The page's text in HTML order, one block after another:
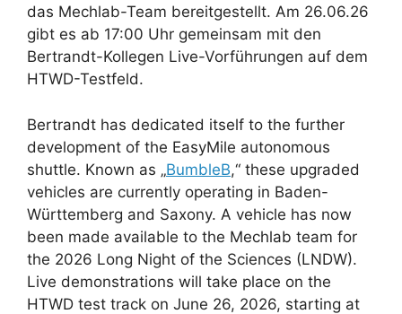
das Mechlab-Team bereitgestellt. Am 26.06.26
gibt es ab 17:00 Uhr gemeinsam mit den
Bertrandt-Kollegen Live-Vorführungen auf dem
HTWD-Testfeld.
Bertrandt has dedicated itself to the further
development of the EasyMile autonomous
shuttle. Known as „BumbleB,“ these upgraded
vehicles are currently operating in Baden-
Württemberg and Saxony. A vehicle has now
been made available to the Mechlab team for
the 2026 Long Night of the Sciences (LNDW).
Live demonstrations will take place on the
HTWD test track on June 26, 2026, starting at